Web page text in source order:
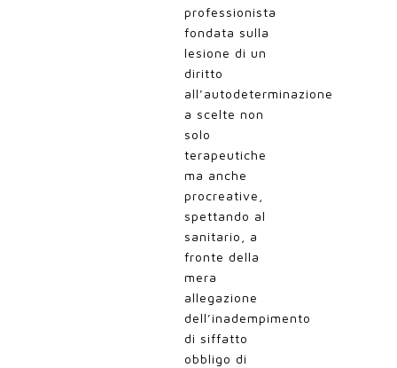
professionista
fondata sulla
lesione di un
diritto
all’autodeterminazione
a scelte non
solo
terapeutiche
ma anche
procreative,
spettando al
sanitario, a
fronte della
mera
allegazione
dell’inadempimento
di siffatto
obbligo di